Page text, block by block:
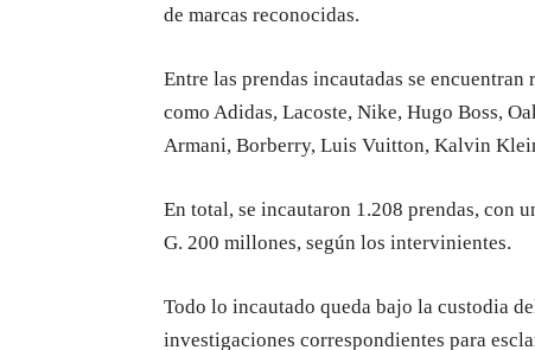
de marcas reconocidas.
Entre las prendas incautadas se
como Adidas, Lacoste, Nike, Hugo Boss,
Armani, Borberry, Luis Vuitton, Kalvin
En total, se incautaron 1.208 prendas, con
G. 200 millones, según los intervinientes.
Todo lo incautado queda bajo la custodia
investigaciones correspondientes para